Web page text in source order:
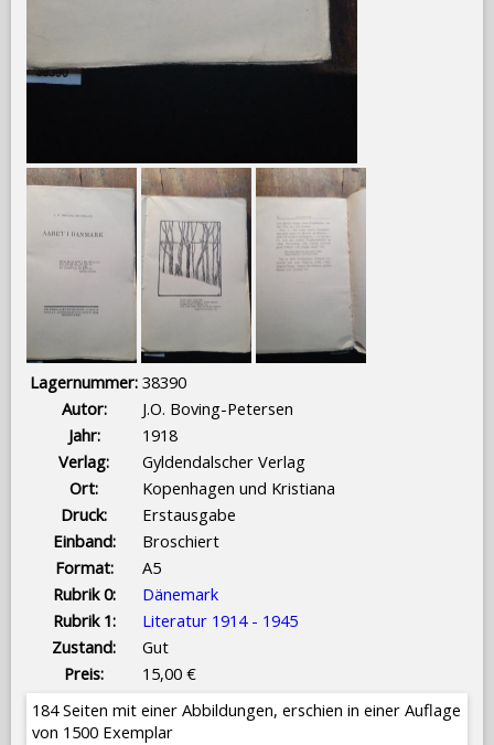
Lagernummer: 38390
Autor:
J.O. Boving-Petersen
Jahr:
1918
Verlag:
Gyldendalscher Verlag
Ort:
Kopenhagen und Kristiana
Druck:
Erstausgabe
Einband:
Broschiert
Format:
A5
Rubrik 0:
Dänemark
Rubrik 1:
Literatur 1914 - 1945
Zustand:
Gut
Preis:
15,00 €
184 Seiten mit einer Abbildungen, erschien in einer Auflage
von 1500 Exemplar